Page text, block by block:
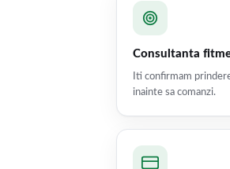
Consultanta
Iti confirmam
inainte sa comanzi.